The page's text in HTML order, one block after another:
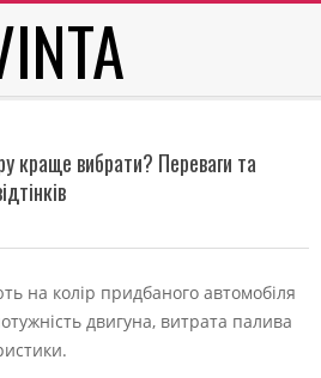
краще вибрати? Переваги та
на колір придбаного автомобіля
двигуна, витрата палива